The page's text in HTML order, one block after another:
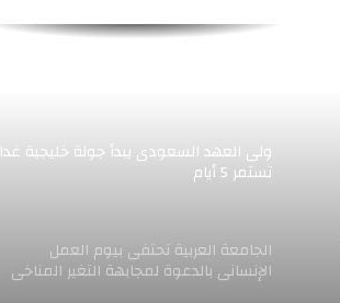
ولى العهد السعودى يبدأ جولة خليجية غدا
تستمر 5 أيام
الجامعة العربية تحتفى بيوم العمل
الإنسانى بالدعوة لمجابهة التغير المناخى